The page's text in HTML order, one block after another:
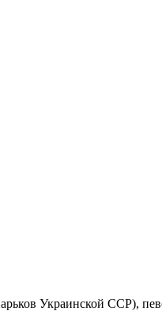
Украинской ССР),